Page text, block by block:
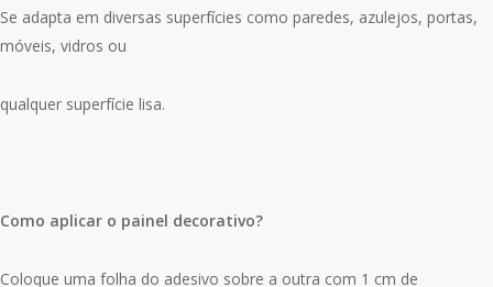
Se adapta em diversas superfícies como paredes, azulejos, portas,
móveis, vidros ou
qualquer superfície lisa.
Como aplicar o painel decorativo?
Coloque uma folha do adesivo sobre a outra com 1 cm de